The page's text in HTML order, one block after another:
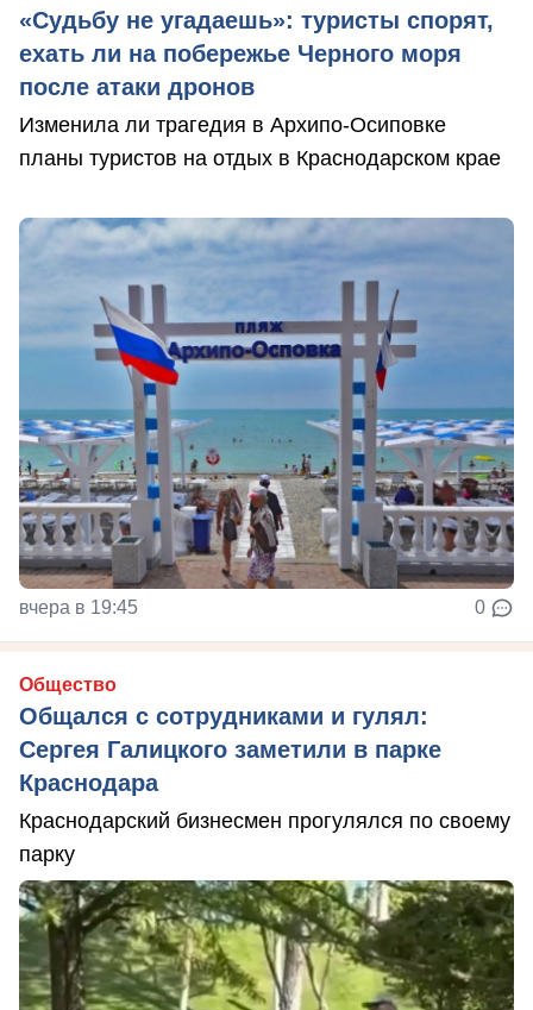
«Судьбу не угадаешь»: туристы спорят,
ехать ли на побережье Черного моря
после атаки дронов
Изменила ли трагедия в Архипо-Осиповке
планы туристов на отдых в Краснодарском крае
вчера в 19:45 0
Общество
Общался с сотрудниками и гулял:
Сергея Галицкого заметили в парке
Краснодара
Краснодарский бизнесмен прогулялся по своему
парку